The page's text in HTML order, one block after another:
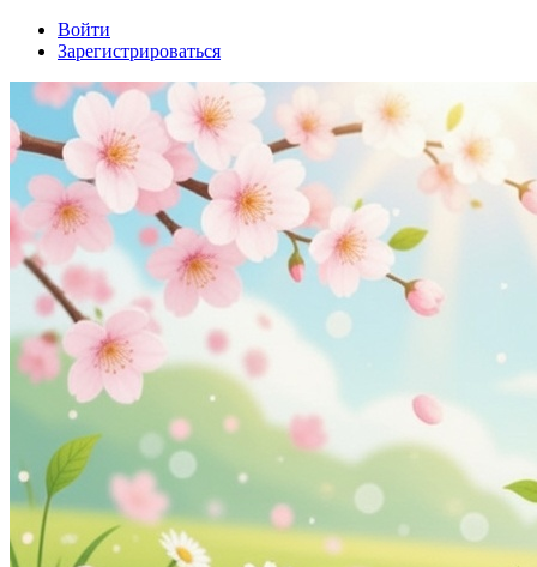
Войти
Зарегистрироваться